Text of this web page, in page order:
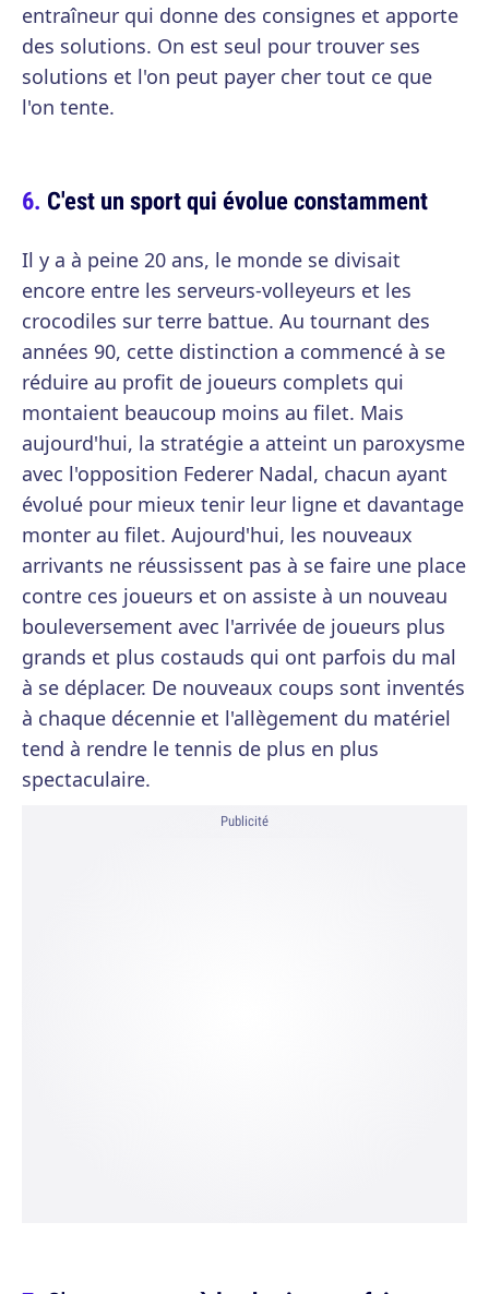
entraîneur qui donne des consignes et apporte
des solutions. On est seul pour trouver ses
solutions et l'on peut payer cher tout ce que
l'on tente.
C'est un sport qui évolue constamment
Il y a à peine 20 ans, le monde se divisait
encore entre les serveurs-volleyeurs et les
crocodiles sur terre battue. Au tournant des
années 90, cette distinction a commencé à se
réduire au profit de joueurs complets qui
montaient beaucoup moins au filet. Mais
aujourd'hui, la stratégie a atteint un paroxysme
avec l'opposition Federer Nadal, chacun ayant
évolué pour mieux tenir leur ligne et davantage
monter au filet. Aujourd'hui, les nouveaux
arrivants ne réussissent pas à se faire une place
contre ces joueurs et on assiste à un nouveau
bouleversement avec l'arrivée de joueurs plus
grands et plus costauds qui ont parfois du mal
à se déplacer. De nouveaux coups sont inventés
à chaque décennie et l'allègement du matériel
tend à rendre le tennis de plus en plus
spectaculaire.
Publicité